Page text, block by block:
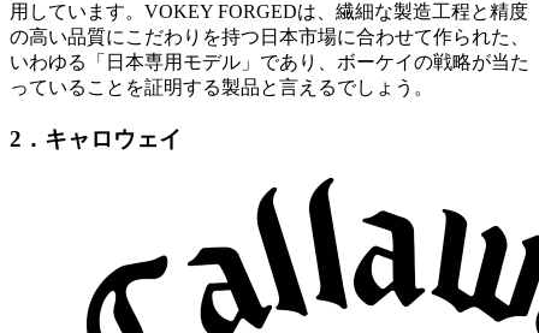
用しています。VOKEY FORGEDは、繊細な製造工程と精度
の高い品質にこだわりを持つ日本市場に合わせて作られた、
いわゆる「日本専用モデル」であり、ボーケイの戦略が当た
っていることを証明する製品と言えるでしょう。
2．キャロウェイ